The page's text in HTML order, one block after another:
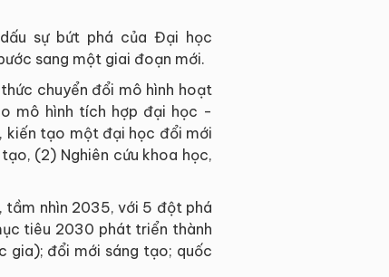
sự bứt phá của Đại học
sang một giai đoạn mới.
chuyển đổi mô hình hoạt
mô hình tích hợp đại học -
kiến tạo một đại học đổi mới
(2) Nghiên cứu khoa học,
tầm nhìn 2035, với 5 đột phá
tiêu 2030 phát triển thành
gia); đổi mới sáng tạo; quốc